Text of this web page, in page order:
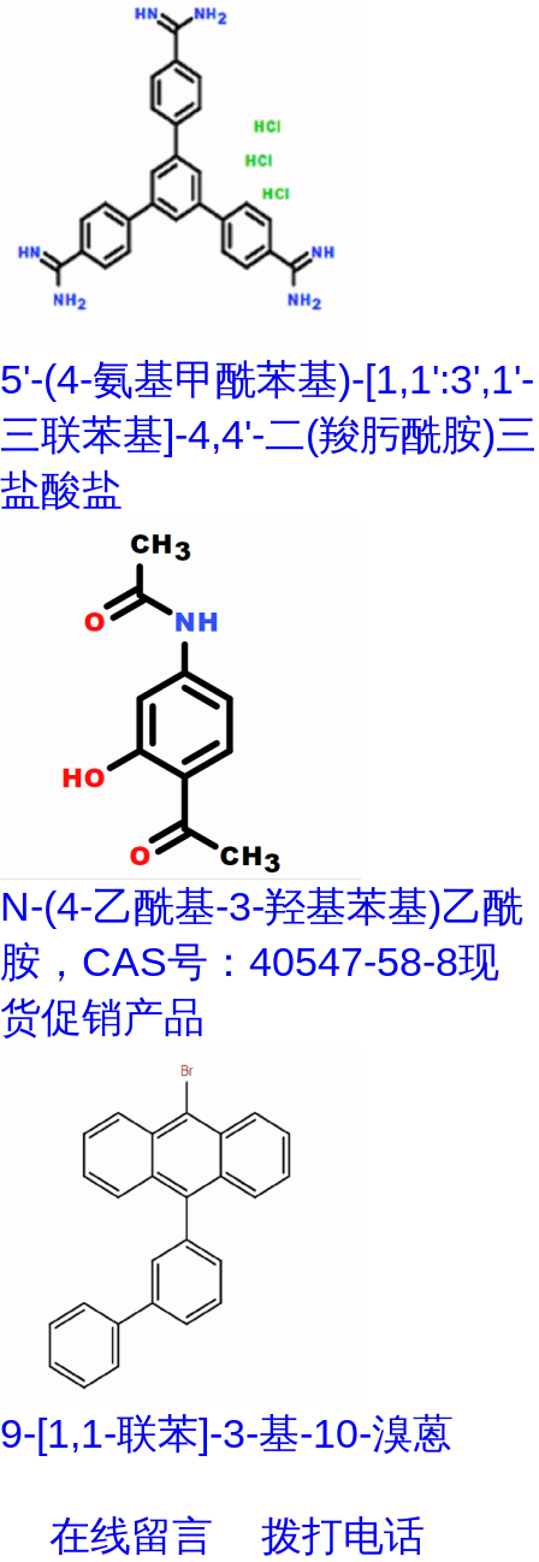
5'-(4-氨基甲酰苯基)-[1,1':3',1'-
三联苯基]-4,4'-二(羧肟酰胺)三
盐酸盐
N-(4-乙酰基-3-羟基苯基)乙酰
胺，CAS号：40547-58-8现
货促销产品
9-[1,1-联苯]-3-基-10-溴蒽
在线留言 拨打电话